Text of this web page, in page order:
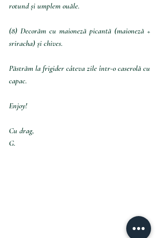
rotund și umplem ouăle.
(8) Decorăm cu maioneză picantă (maioneză +
sriracha) și chives.
Păstrăm la frigider câteva zile într-o caserolă cu
capac.
Enjoy!
Cu drag,
G.